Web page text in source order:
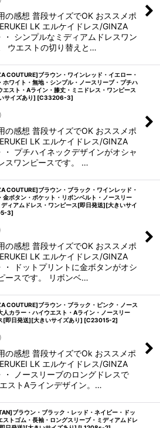
の感想 普段サイズでOK おススメポ
LK エルケイドレス/GINZA
・ シンプルなミディアムドレスワン
ウエストの切り替えと…
COUTURE]ブラウン・ワインレッド・イエロー・
ホワイト・無地・シンプル・ノースリーブ・プチハ
エスト・Aライン・膝丈・ミニドレス・ワンピース
サイズあり] [C33206-3]
)
の感想 普段サイズでOK おススメポ
LK エルケイドレス/GINZA
・ プチハイネックデザインがオシャ
スワンピースです。 …
COUTURE]ブラウン・ブラック・ワインレッド・
金ボタン・ポケット・リボンベルト・ノースリー
ィアムドレス・ワンピース[即日発送][大きいサイ
3]
の感想 普段サイズでOK おススメポ
LK エルケイドレス/GINZA
・ ドットプリントに金ボタンがオシ
ースです。 リボンベ…
COUTURE]ブラウン・ブラック・ピンク・ノース
人カラー・ハイウエスト・Aライン・ノースリー
[即日発送][大きいサイズあり] [C23015-2]
)
の感想 普段サイズでOk おススメポ
LK エルケイドレス/GINZA
・ ノースリーブのロングドレスで
ストAラインデザイン。…
ブラウン・ブラック・レッド・ネイビー・ドッ
ストゴム・長袖・ロングスリーブ・ミディアムドレ